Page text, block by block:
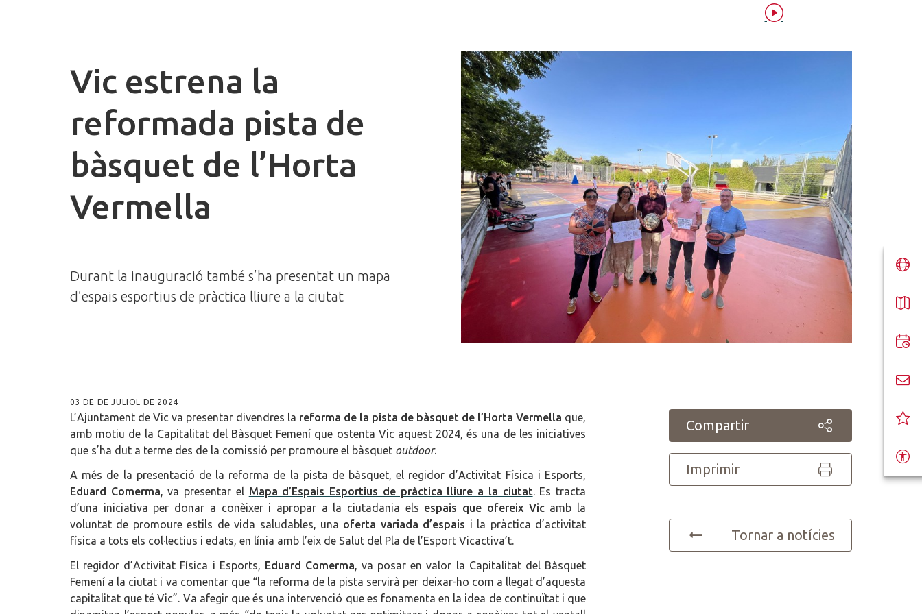
Vic estrena la
reformada pista de
bàsquet de l’Horta
Vermella
Durant la inauguració també s’ha presentat un mapa
d’espais esportius de pràctica lliure a la ciutat
03 DE DE JULIOL DE 2024
L’Ajuntament de Vic va presentar divendres la reforma de la pista de bàsquet de l’Horta Vermella que,
amb motiu de la Capitalitat del Bàsquet Femení que ostenta Vic aquest 2024, és una de les iniciatives
que s’ha dut a terme des de la comissió per promoure el bàsquet outdoor.
A més de la presentació de la reforma de la pista de bàsquet, el regidor d’Activitat Física i Esports,
Eduard Comerma, va presentar el Mapa d’Espais Esportius de pràctica lliure a la ciutat. Es tracta
d’una iniciativa per donar a conèixer i apropar a la ciutadania els espais que ofereix Vicamb la
voluntat de promoure estils de vida saludables, una oferta variada d’espais i la pràctica d’activitat
física a tots els col·lectius i edats, en línia amb l’eix de Salut del Pla de l’Esport Vicactiva’t.
El regidor d’Activitat Física i Esports, Eduard Comerma, va posar en valor la Capitalitat del Bàsquet
Femení a la ciutat i va comentar que “la reforma de la pista servirà per deixar-ho com a llegat d’aquesta
capitalitat que té Vic”. Va afegir que és una intervenció que es fonamenta en la idea de continuïtat i que
Compartir
Imprimir
Tornar a notícies